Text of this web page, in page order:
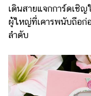
เดินสายแจกการ์ดเชิญ
ผู้ใหญ่ที่เคารพนับถือก่
ลำดับ